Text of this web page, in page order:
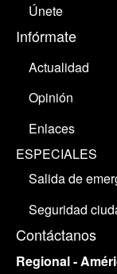
Únete
Infórmate
Actualidad
Opinión
Enlaces
ESPECIALES
Salida de
Seguridad
Contáctanos
Regional -